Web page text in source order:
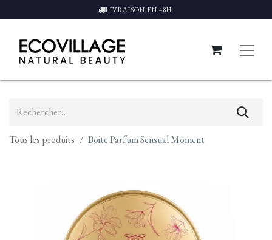
LIVRAISON EN 48H
Tous les produits Boite Parfum Sensual Moment